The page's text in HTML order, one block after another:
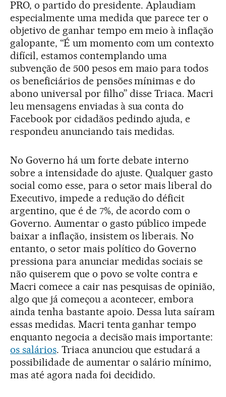
PRO, o partido do presidente. Aplaudiam
especialmente uma medida que parece ter o
objetivo de ganhar tempo em meio à inflação
galopante, “É um momento com um contexto
difícil, estamos contemplando uma
subvenção de 500 pesos em maio para todos
os beneficiários de pensões mínimas e do
abono universal por filho” disse Triaca. Macri
leu mensagens enviadas à sua conta do
Facebook por cidadãos pedindo ajuda, e
respondeu anunciando tais medidas.
No Governo há um forte debate interno
sobre a intensidade do ajuste. Qualquer gasto
social como esse, para o setor mais liberal do
Executivo, impede a redução do déficit
argentino, que é de 7%, de acordo com o
Governo. Aumentar o gasto público impede
baixar a inflação, insistem os liberais. No
entanto, o setor mais político do Governo
pressiona para anunciar medidas sociais se
não quiserem que o povo se volte contra e
Macri comece a cair nas pesquisas de opinião,
algo que já começou a acontecer, embora
ainda tenha bastante apoio. Dessa luta saíram
essas medidas. Macri tenta ganhar tempo
enquanto negocia a decisão mais importante:
os salários. Triaca anunciou que estudará a
possibilidade de aumentar o salário mínimo,
mas até agora nada foi decidido.